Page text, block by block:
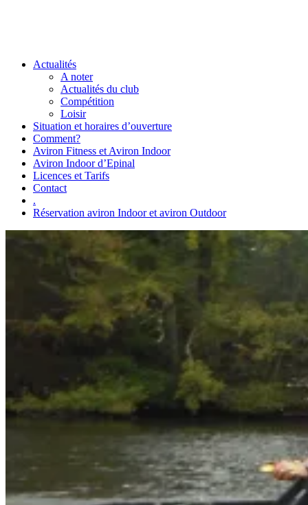
Actualités
A noter
Actualités du club
Compétition
Loisir
Situation et horaires d’ouverture
Comment?
Aviron Fitness et Aviron Indoor
Aviron Indoor d’Epinal
Licences et Tarifs
Contact
.
Réservation aviron Indoor et aviron Outdoor